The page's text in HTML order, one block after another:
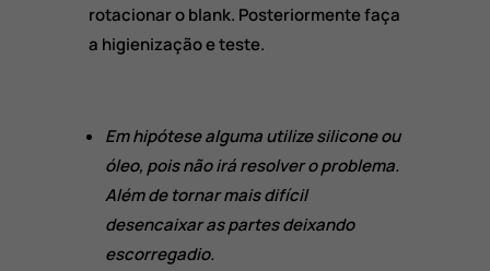
rotacionar o blank. Posteriormente faça
a higienização e teste.
Em hipótese alguma utilize silicone ou
óleo, pois não irá resolver o problema.
Além de tornar mais difícil
desencaixar as partes deixando
escorregadio.